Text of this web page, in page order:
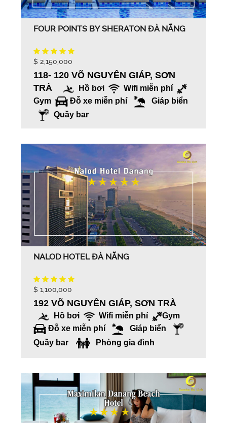
FOUR POINTS BY SHERATON ĐÀ NẴNG
$ 2,150,000
118- 120 VÕ NGUYÊN GIÁP, SƠN
TRÀ
Hồ bơi
Wifi miễn phí
Gym
Đỗ xe miễn phí
Giáp biển
Quầy bar
NALOD HOTEL ĐÀ NẴNG
$ 1,100,000
192 VÕ NGUYÊN GIÁP, SƠN TRÀ
Hồ bơi Wifi miễn phí
Gym
Đỗ xe miễn phí
Giáp biển
Quầy bar
Phòng gia đình